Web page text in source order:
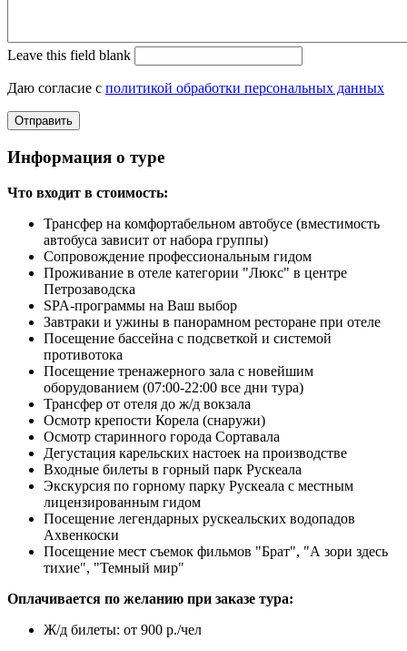
Leave this field blank
Даю согласие с политикой обработки персональных данных
Информация о туре
Что входит в стоимость:
Трансфер на комфортабельном автобусе (вместимость
автобуса зависит от набора группы)
Сопровождение профессиональным гидом
Проживание в отеле категории "Люкс" в центре
Петрозаводска
SPA-программы на Ваш выбор
Завтраки и ужины в панорамном ресторане при отеле
Посещение бассейна с подсветкой и системой
противотока
Посещение тренажерного зала с новейшим
оборудованием (07:00-22:00 все дни тура)
Трансфер от отеля до ж/д вокзала
Осмотр крепости Корела (снаружи)
Осмотр старинного города Сортавала
Дегустация карельских настоек на производстве
Входные билеты в горный парк Рускеала
Экскурсия по горному парку Рускеала с местным
лицензированным гидом
Посещение легендарных рускеальских водопадов
Ахвенкоски
Посещение мест съемок фильмов "Брат", "А зори здесь
тихие", "Темный мир"
Оплачивается по желанию при заказе тура:
Ж/д билеты: от 900 р./чел